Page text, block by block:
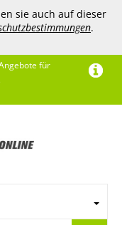
sie auch auf dieser
.
für